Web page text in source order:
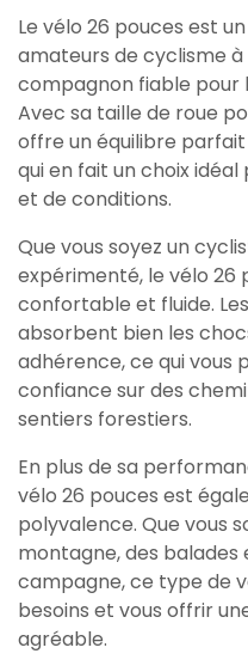
Le vélo 26 pouces est
amateurs de cyclisme à
compagnon fiable pour
Avec sa taille de roue
offre un équilibre
qui en fait un choix
et de conditions.
Que vous soyez un
expérimenté, le vélo 26
confortable et fluide.
absorbent bien les
adhérence, ce qui vous
confiance sur des
sentiers forestiers.
En plus de sa
vélo 26 pouces est
polyvalence. Que vous
montagne, des balades
campagne, ce type de
besoins et vous offrir
agréable.